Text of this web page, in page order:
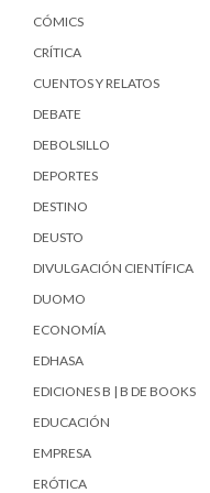
CÓMICS
CRÍTICA
CUENTOS Y RELATOS
DEBATE
DEBOLSILLO
DEPORTES
DESTINO
DEUSTO
DIVULGACIÓN CIENTÍFICA
DUOMO
ECONOMÍA
EDHASA
EDICIONES B | B DE BOOKS
EDUCACIÓN
EMPRESA
ERÓTICA